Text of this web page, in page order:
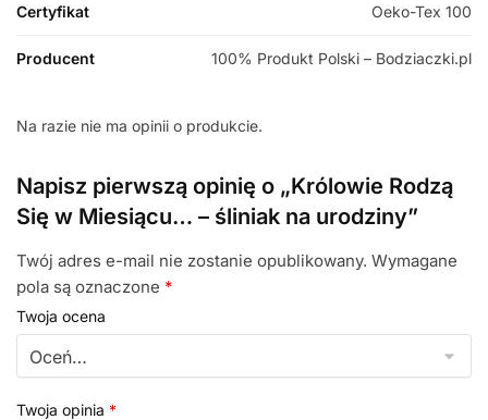
Certyfikat Oeko-Tex 100
Producent 100% Produkt Polski – Bodziaczki.pl
Na razie nie ma opinii o produkcie.
Napisz pierwszą opinię o „Królowie Rodzą
Się w Miesiącu… – śliniak na urodziny”
Twój adres e-mail nie zostanie opublikowany. Wymagane
pola są oznaczone *
Twoja ocena
Twoja opinia *